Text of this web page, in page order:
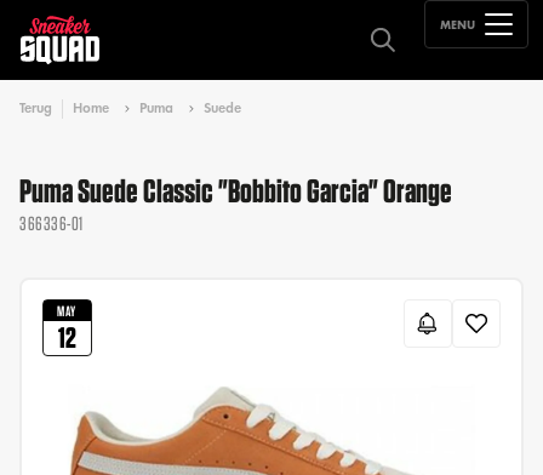
MENU
Terug Home Puma Suede
Puma Suede Classic "Bobbito Garcia" Orange
366336-01
MAY
12